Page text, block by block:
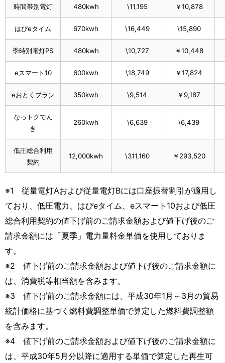
時間帯別電灯 480kwh \11,195 ￥10,878
はぴeタイム 670kwh \16,449 \15,890
季時別電灯PS 480kwh \10,727 ￥10,448
eスマート10 600kwh \18,749 ￥17,824
eおとくプラン 350kwh \9,514 ￥9,187
なっトクでん
き
260kwh \6,639 \6,439
低圧総合利用
契約
12,000kwh \311,160 ￥293,520
※1 従量電灯Aおよび従量電灯Bには口座振替割引が適用し
ており、低圧電力、はぴeタイム、eスマート10および低圧
総合利用契約の値下げ前のご請求金額および値下げ後のご
請求金額には「夏季」電力量料金単価を使用しておりま
す。
※2 値下げ前のご請求金額および値下げ後のご請求金額に
は、消費税等相当額を含みます。
※3 値下げ前のご請求金額には、平成30年1月～3月の貿易
統計価格に基づく燃料費調整単価で算定した燃料費調整額
を含みます。
※4 値下げ前のご請求金額および値下げ後のご請求金額に
は、平成30年5月分以降に適用する単価で算定した再生可